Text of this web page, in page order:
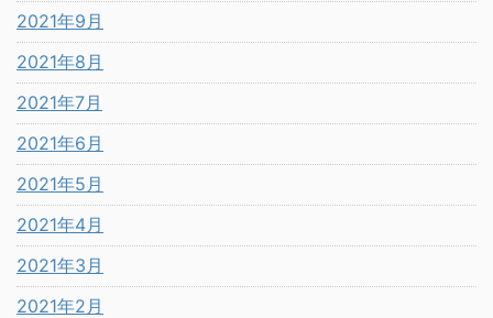
2021年9月
2021年8月
2021年7月
2021年6月
2021年5月
2021年4月
2021年3月
2021年2月